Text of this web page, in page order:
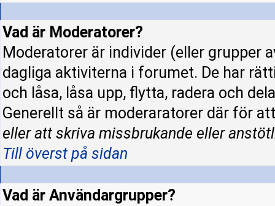
Vad är Moderatorer?
Moderatorer är individer (eller grupper
dagliga aktiviterna i forumet. De har
och låsa, låsa upp, flytta, radera och
Generellt så är moderaratorer där för
eller att skriva missbrukande eller
Till överst på sidan
Vad är Användargrupper?